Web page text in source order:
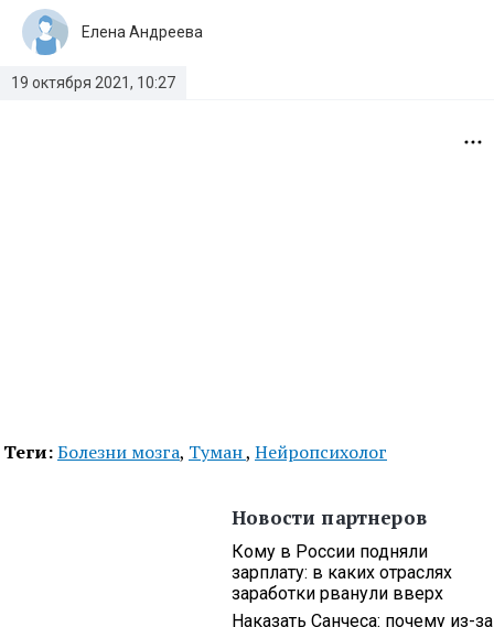
19 октября 2021, 10:27
Елена Андреева
Теги:Болезни мозга, Туман, Нейропсихолог
Новости партнеров
Кому в России подняли
зарплату: в каких отраслях
заработки рванули вверх
Наказать Санчеса: почему из-за